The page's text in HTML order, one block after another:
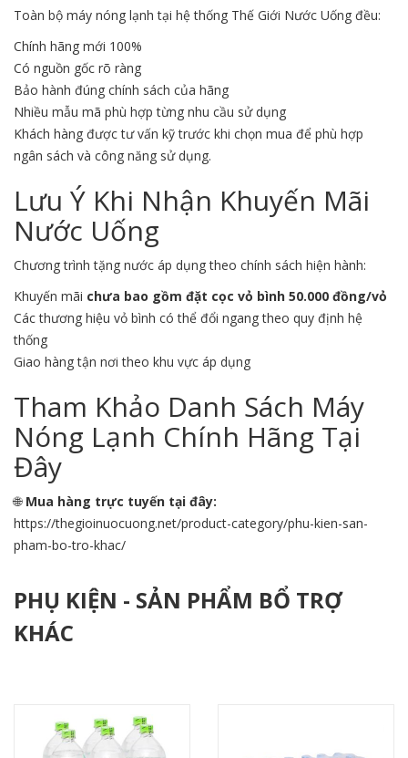
Toàn bộ máy nóng lạnh tại hệ thống Thế Giới Nước Uống đều:
Chính hãng mới 100%
Có nguồn gốc rõ ràng
Bảo hành đúng chính sách của hãng
Nhiều mẫu mã phù hợp từng nhu cầu sử dụng
Khách hàng được tư vấn kỹ trước khi chọn mua để phù hợp
ngân sách và công năng sử dụng.
Lưu Ý Khi Nhận Khuyến Mãi
Nước Uống
Chương trình tặng nước áp dụng theo chính sách hiện hành:
Khuyến mãi chưa bao gồm đặt cọc vỏ bình 50.000 đồng/vỏ
Các thương hiệu vỏ bình có thể đổi ngang theo quy định hệ
thống
Giao hàng tận nơi theo khu vực áp dụng
Tham Khảo Danh Sách Máy
Nóng Lạnh Chính Hãng Tại
Đây
🌐 Mua hàng trực tuyến tại đây:
https://thegioinuocuong.net/product-category/phu-kien-san-
pham-bo-tro-khac/
PHỤ KIỆN - SẢN PHẨM BỔ TRỢ
KHÁC